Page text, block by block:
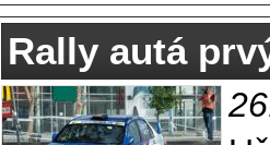
Rally autá